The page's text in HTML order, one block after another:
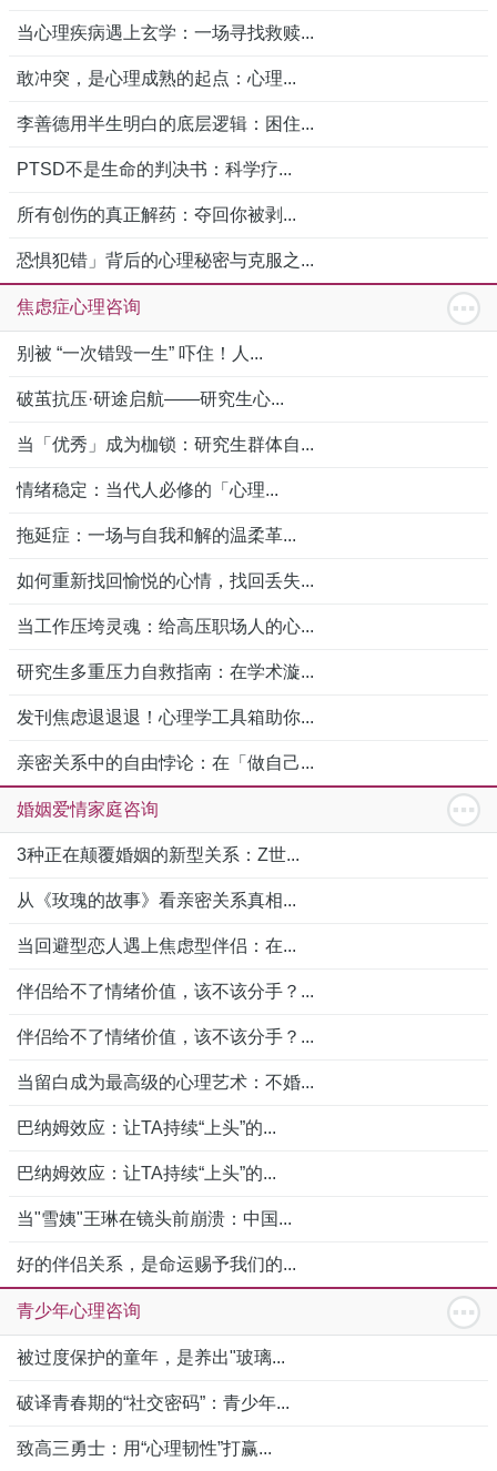
当心理疾病遇上玄学：一场寻找救赎...
敢冲突，是心理成熟的起点：心理...
李善德用半生明白的底层逻辑：困住...
PTSD不是生命的判决书：科学疗...
所有创伤的真正解药：夺回你被剥...
恐惧犯错」背后的心理秘密与克服之...
焦虑症心理咨询
别被 “一次错毁一生” 吓住！人...
破茧抗压·研途启航——研究生心...
当「优秀」成为枷锁：研究生群体自...
情绪稳定：当代人必修的「心理...
拖延症：一场与自我和解的温柔革...
如何重新找回愉悦的心情，找回丢失...
当工作压垮灵魂：给高压职场人的心...
研究生多重压力自救指南：在学术漩...
发刊焦虑退退退！心理学工具箱助你...
亲密关系中的自由悖论：在「做自己...
婚姻爱情家庭咨询
3种正在颠覆婚姻的新型关系：Z世...
从《玫瑰的故事》看亲密关系真相...
当回避型恋人遇上焦虑型伴侣：在...
伴侣给不了情绪价值，该不该分手？...
伴侣给不了情绪价值，该不该分手？...
当留白成为最高级的心理艺术：不婚...
巴纳姆效应：让TA持续“上头”的...
巴纳姆效应：让TA持续“上头”的...
当"雪姨"王琳在镜头前崩溃：中国...
好的伴侣关系，是命运赐予我们的...
青少年心理咨询
被过度保护的童年，是养出"玻璃...
破译青春期的“社交密码”：青少年...
致高三勇士：用“心理韧性”打赢...